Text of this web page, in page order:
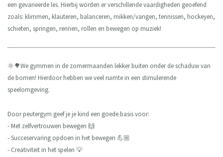
een gevarieerde les. Hierbij worden er verschillende vaardigheden geoefend
zoals: klimmen, klauteren, balanceren, mikken/vangen, tennissen, hockeyen,
schieten, springen, rennen, rollen en bewegen op muziek!
🌞🌳We gymmen in de zomermaanden lekker buiten onder de schaduw van
de bomen! Hierdoor hebben we veel ruimte in een stimulerende
speelomgeving.
Door peutergym geef je je kind een goede basis voor:
- Met zelfvertrouwen bewegen 🙌
- Succeservaring opdoen in het bewegen 💪🏼
- Creativiteit in het spelen 💡